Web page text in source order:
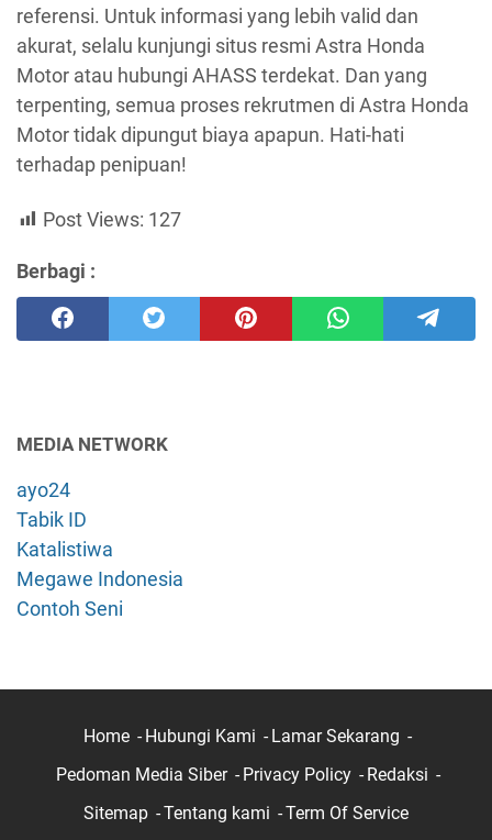
referensi. Untuk informasi yang lebih valid dan
akurat, selalu kunjungi situs resmi Astra Honda
Motor atau hubungi AHASS terdekat. Dan yang
terpenting, semua proses rekrutmen di Astra Honda
Motor tidak dipungut biaya apapun. Hati-hati
terhadap penipuan!
Post Views: 127
Berbagi :
MEDIA NETWORK
ayo24
Tabik ID
Katalistiwa
Megawe Indonesia
Contoh Seni
Home Hubungi Kami
Lamar Sekarang
Pedoman Media Siber
Privacy Policy
Redaksi
Sitemap
Tentang kami Term Of Service